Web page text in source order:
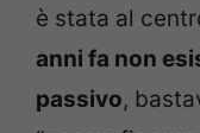
è stata al
anni fa non
passivo,